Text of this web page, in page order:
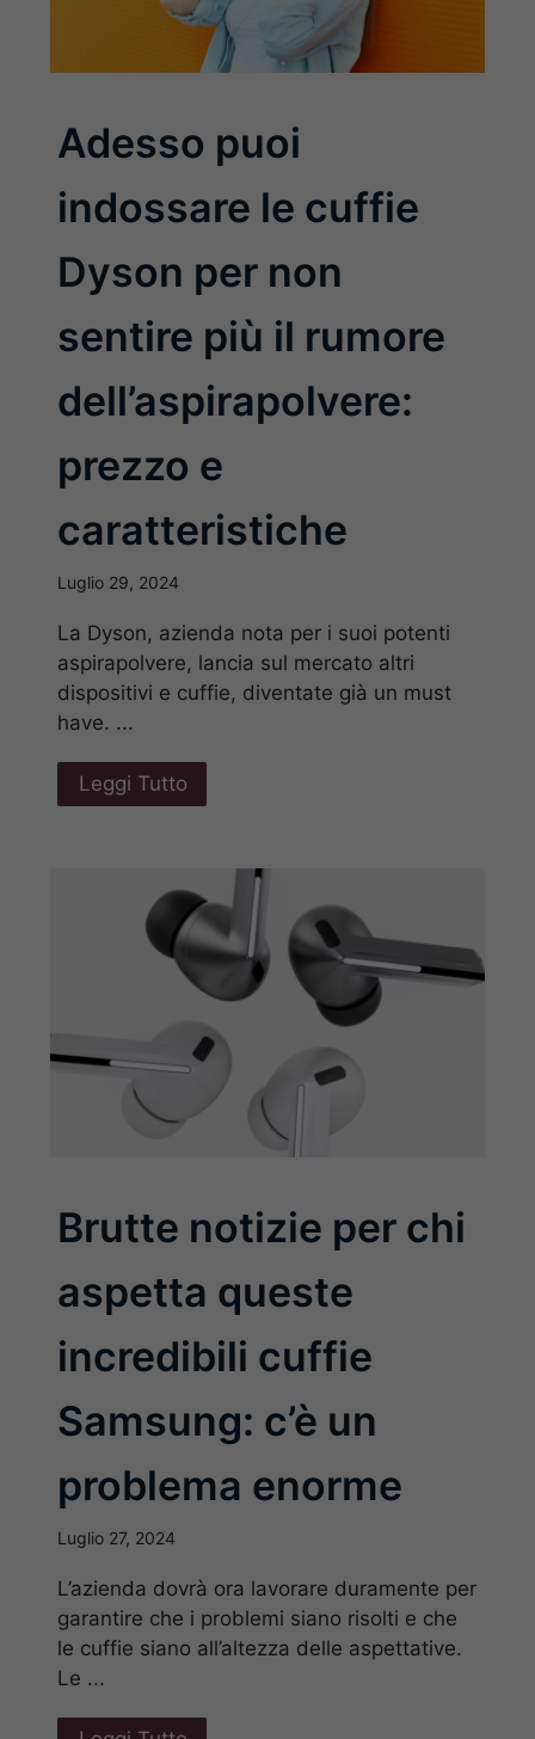
Adesso puoi
indossare le cuffie
Dyson per non
sentire più il rumore
dell’aspirapolvere:
prezzo e
caratteristiche
Luglio 29, 2024
La Dyson, azienda nota per i suoi potenti
aspirapolvere, lancia sul mercato altri
dispositivi e cuffie, diventate già un must
have. ...
Leggi Tutto
Brutte notizie per chi
aspetta queste
incredibili cuffie
Samsung: c’è un
problema enorme
Luglio 27, 2024
L’azienda dovrà ora lavorare duramente per
garantire che i problemi siano risolti e che
le cuffie siano all’altezza delle aspettative.
Le ...